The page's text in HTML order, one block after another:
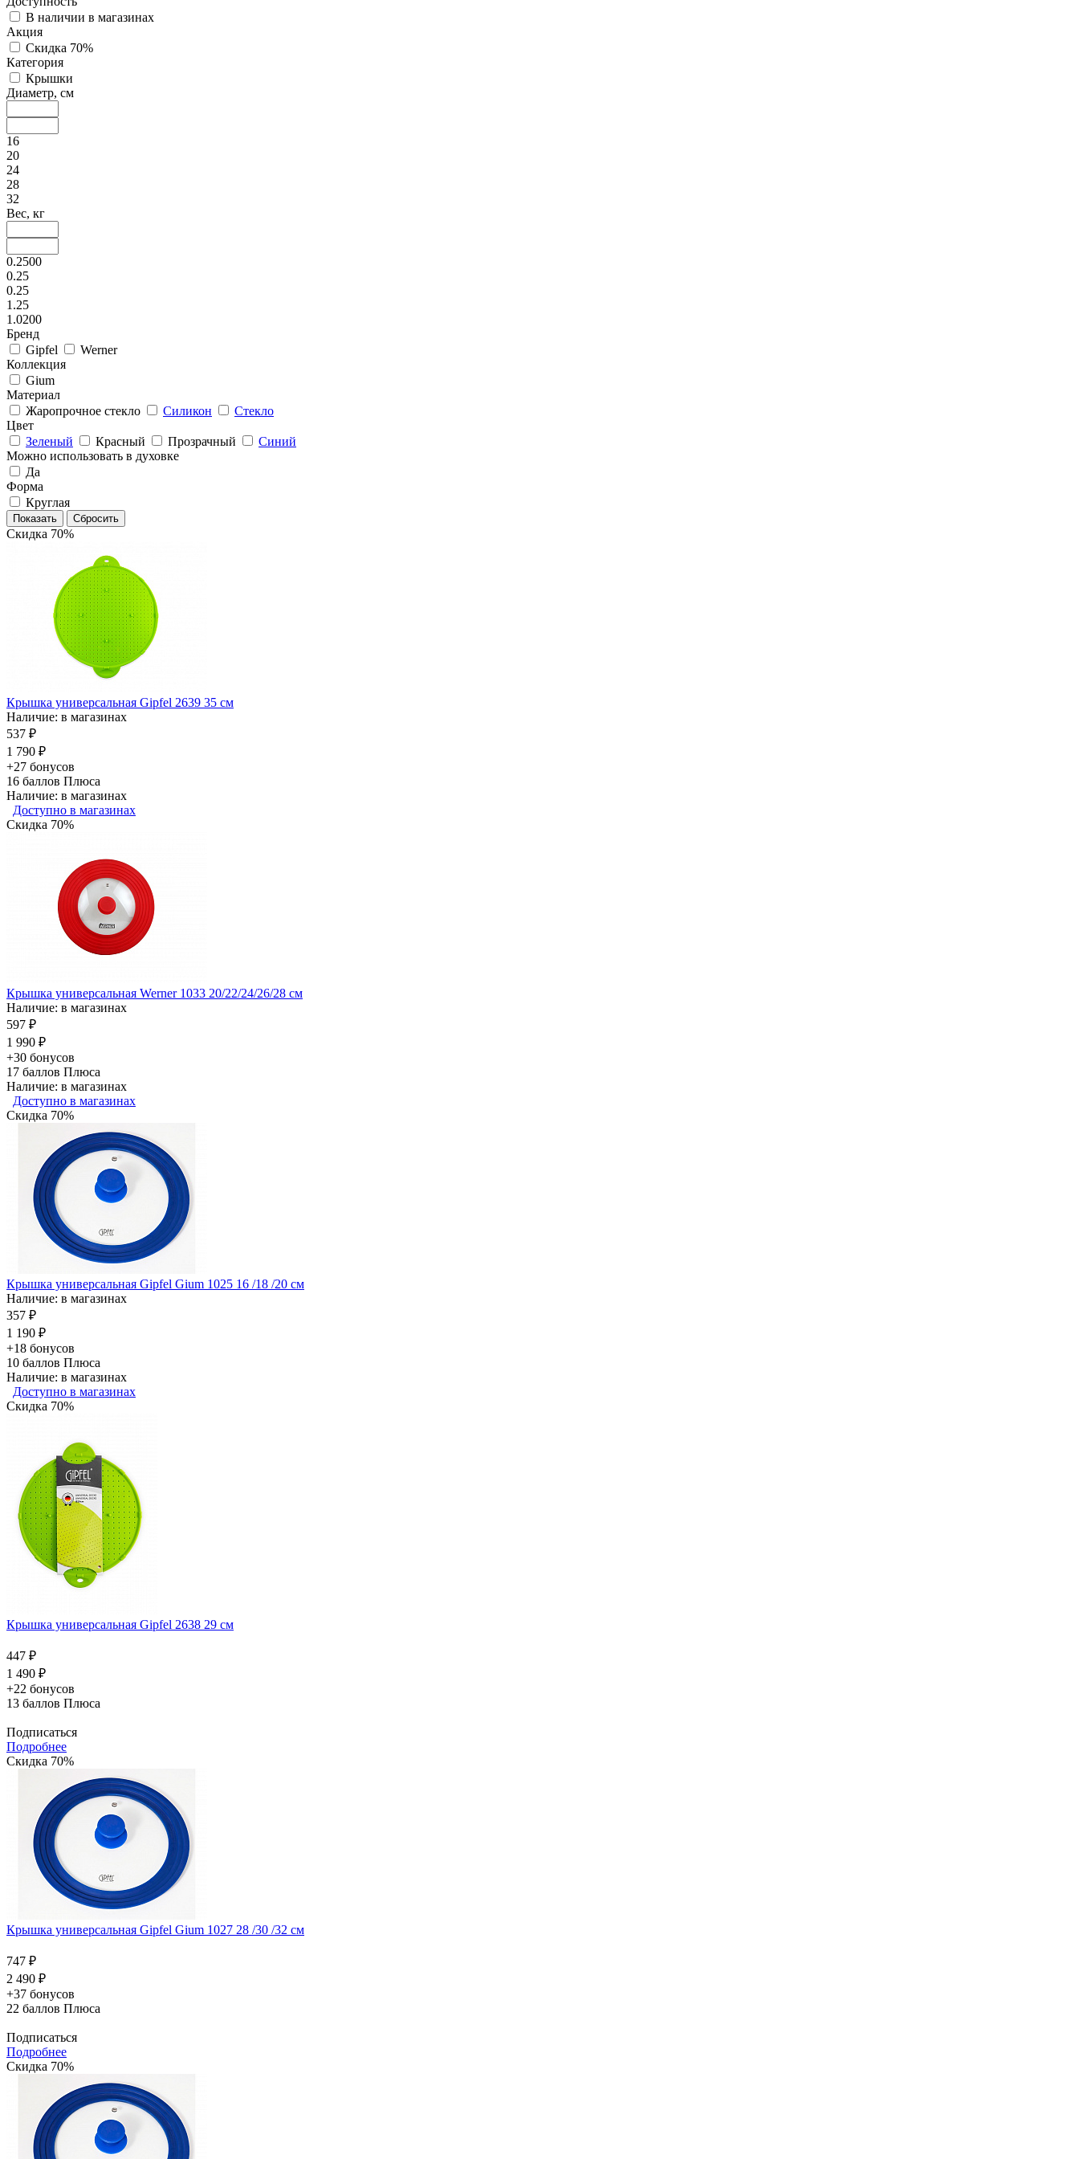
В наличии в магазинах
Акция
Скидка 70%
Категория
Крышки
Диаметр, см
16
20
24
28
32
Вес, кг
0.2500
0.25
0.25
1.25
1.0200
Бренд
Gipfel
Werner
Коллекция
Gium
Материал
Жаропрочное стекло
Силикон
Стекло
Цвет
Зеленый
Красный Прозрачный
Синий
Можно использовать в духовке
Да
Форма
Круглая
Скидка 70%
Крышка универсальная Gipfel 2639 35 см
Наличие: в магазинах
537 ₽
1 790 ₽
+27 бонусов
16 баллов Плюса
Наличие: в магазинах
Доступно в магазинах
Скидка 70%
Крышка универсальная Werner 1033 20/22/24/26/28 см
Наличие: в магазинах
597 ₽
1 990 ₽
+30 бонусов
17 баллов Плюса
Наличие: в магазинах
Доступно в магазинах
Скидка 70%
Крышка универсальная Gipfel Gium 1025 16 /18 /20 см
Наличие: в магазинах
357 ₽
1 190 ₽
+18 бонусов
10 баллов Плюса
Наличие: в магазинах
Доступно в магазинах
Скидка 70%
Крышка универсальная Gipfel 2638 29 см
447 ₽
1 490 ₽
+22 бонусов
13 баллов Плюса
Подписаться
Подробнее
Скидка 70%
Крышка универсальная Gipfel Gium 1027 28 /30 /32 см
747 ₽
2 490 ₽
+37 бонусов
22 баллов Плюса
Подписаться
Подробнее
Скидка 70%